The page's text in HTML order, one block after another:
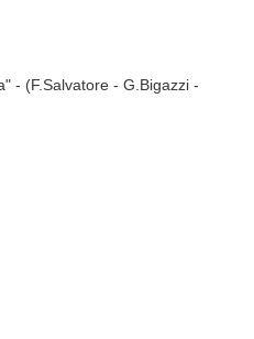
- (F.Salvatore - G.Bigazzi -